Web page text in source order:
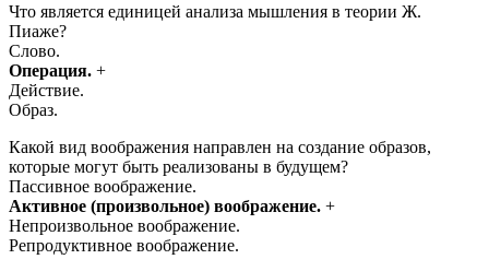
Что является единицей анализа мышления в теории Ж.
Пиаже?
Слово.
Операция. +
Действие.
Образ.
Какой вид воображения направлен на создание образов,
которые могут быть реализованы в будущем?
Пассивное воображение.
Активное (произвольное) воображение. +
Непроизвольное воображение.
Репродуктивное воображение.